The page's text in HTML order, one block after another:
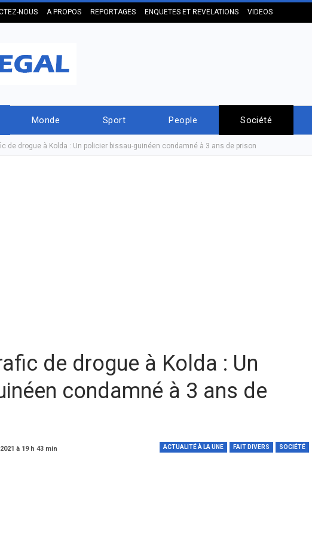
NOUS A PROPOS REPORTAGES ENQUETES ET REVELATIONS VIDEOS
Monde Sport People Société
de drogue à Kolda : Un policier bissau-guinéen condamné à 3 ans de prison
de drogue à Kolda : Un
condamné à 3 ans de
ACTUALITÉ À LA UNE FAIT DIVERS SOCIÉTÉ
à 19 h 43 min